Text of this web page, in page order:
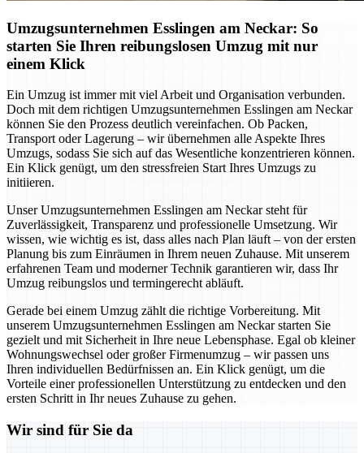
Umzugsunternehmen Esslingen am Neckar: So
starten Sie Ihren reibungslosen Umzug mit nur
einem Klick
Ein Umzug ist immer mit viel Arbeit und Organisation verbunden.
Doch mit dem richtigen Umzugsunternehmen Esslingen am Neckar
können Sie den Prozess deutlich vereinfachen. Ob Packen,
Transport oder Lagerung – wir übernehmen alle Aspekte Ihres
Umzugs, sodass Sie sich auf das Wesentliche konzentrieren können.
Ein Klick genügt, um den stressfreien Start Ihres Umzugs zu
initiieren.
Unser Umzugsunternehmen Esslingen am Neckar steht für
Zuverlässigkeit, Transparenz und professionelle Umsetzung. Wir
wissen, wie wichtig es ist, dass alles nach Plan läuft – von der ersten
Planung bis zum Einräumen in Ihrem neuen Zuhause. Mit unserem
erfahrenen Team und moderner Technik garantieren wir, dass Ihr
Umzug reibungslos und termingerecht abläuft.
Gerade bei einem Umzug zählt die richtige Vorbereitung. Mit
unserem Umzugsunternehmen Esslingen am Neckar starten Sie
gezielt und mit Sicherheit in Ihre neue Lebensphase. Egal ob kleiner
Wohnungswechsel oder großer Firmenumzug – wir passen uns
Ihren individuellen Bedürfnissen an. Ein Klick genügt, um die
Vorteile einer professionellen Unterstützung zu entdecken und den
ersten Schritt in Ihr neues Zuhause zu gehen.
Wir sind für Sie da